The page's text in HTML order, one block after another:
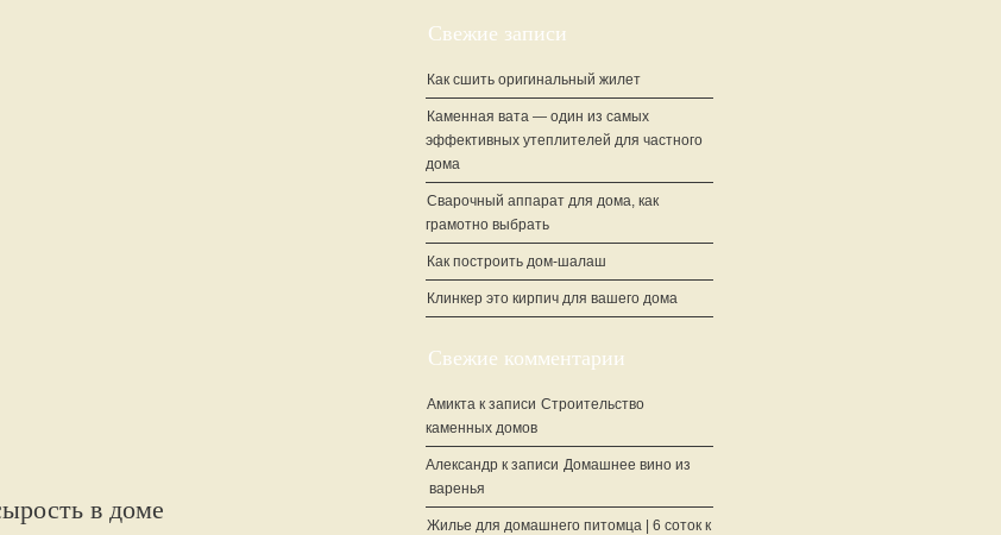
в доме
Свежие записи
Как сшить оригинальный жилет
Каменная вата — один из самых
эффективных утеплителей для частного
дома
Сварочный аппарат для дома, как
грамотно выбрать
Как построить дом-шалаш
Клинкер это кирпич для вашего дома
Свежие комментарии
Амикта к записи Строительство
каменных домов
Александр к записи Домашнее вино из
варенья
Жилье для домашнего питомца | 6 соток к